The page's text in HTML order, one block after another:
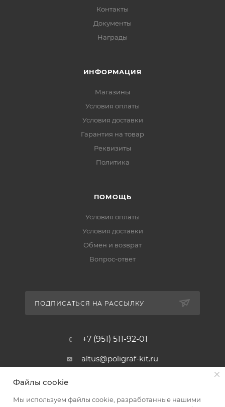
Контакты
Документы
Награды
ИНФОРМАЦИЯ
Магазины
Условия оплаты
Условия доставки
Гарантия на товар
Реквизиты
Политика
ПОМОЩЬ
Условия оплаты
Условия доставки
Обмен и возврат
Вопрос-ответ
ПОДПИСАТЬСЯ НА РАССЫЛКУ
+7 (951) 511-92-01
altus@poligraf-kit.ru
Магазин-склад ТЦ "Альтус"
пос. Янтарный, Малое Зеленое
Файлы cookie
Мы используем файлы cookie, разработанные нашими